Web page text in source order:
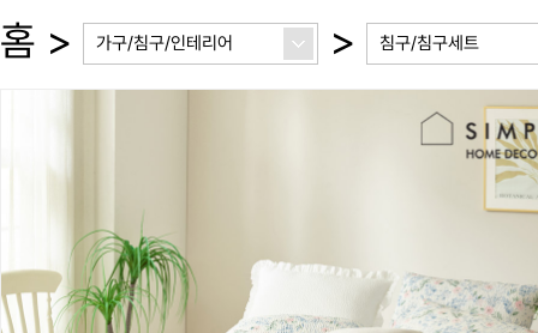
홈 > 가구/침구/인테리어 > 침구/침구세트